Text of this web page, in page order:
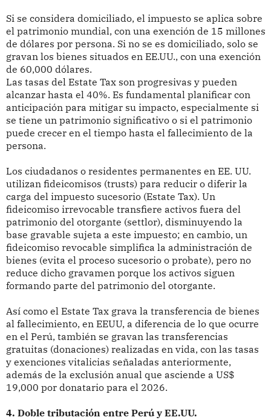
Si se considera domiciliado, el impuesto se aplica sobre
el patrimonio mundial, con una exención de 15 millones
de dólares por persona. Si no se es domiciliado, solo se
gravan los bienes situados en EE.UU., con una exención
de 60,000 dólares.
Las tasas del Estate Tax son progresivas y pueden
alcanzar hasta el 40%. Es fundamental planificar con
anticipación para mitigar su impacto, especialmente si
se tiene un patrimonio significativo o si el patrimonio
puede crecer en el tiempo hasta el fallecimiento de la
persona.
Los ciudadanos o residentes permanentes en EE. UU.
utilizan fideicomisos (trusts) para reducir o diferir la
carga del impuesto sucesorio (Estate Tax). Un
fideicomiso irrevocable transfiere activos fuera del
patrimonio del otorgante (settlor), disminuyendo la
base gravable sujeta a este impuesto; en cambio, un
fideicomiso revocable simplifica la administración de
bienes (evita el proceso sucesorio o probate), pero no
reduce dicho gravamen porque los activos siguen
formando parte del patrimonio del otorgante.
Así como el Estate Tax grava la transferencia de bienes
al fallecimiento, en EEUU, a diferencia de lo que ocurre
en el Perú, también se gravan las transferencias
gratuitas (donaciones) realizadas en vida, con las tasas
y exenciones vitalicias señaladas anteriormente,
además de la exclusión anual que asciende a US$
19,000 por donatario para el 2026.
4. Doble tributación entre Perú y EE.UU.